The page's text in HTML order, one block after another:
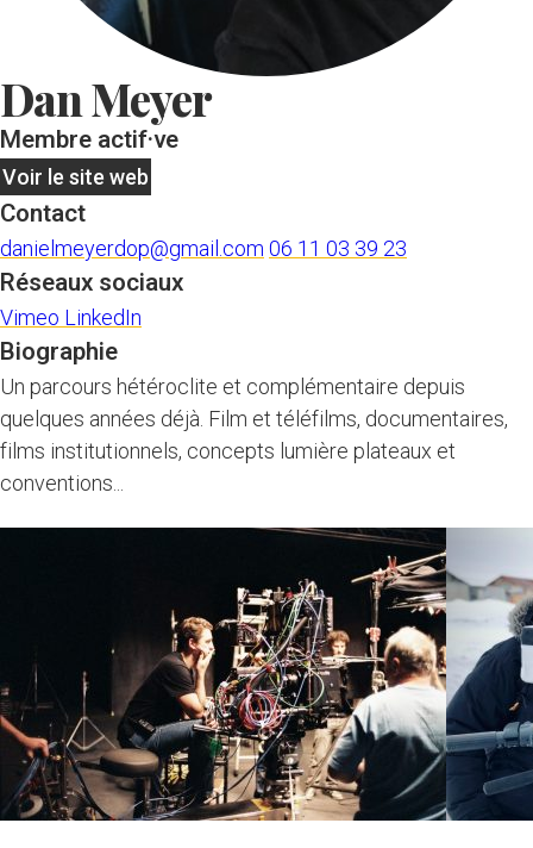
Dan Meyer
Membre actif·ve
Voir le site web
Contact
danielmeyerdop@gmail.com 06 11 03 39 23
Réseaux sociaux
Vimeo LinkedIn
Biographie
Un parcours hétéroclite et complémentaire depuis
quelques années déjà. Film et téléfilms, documentaires,
films institutionnels, concepts lumière plateaux et
conventions...